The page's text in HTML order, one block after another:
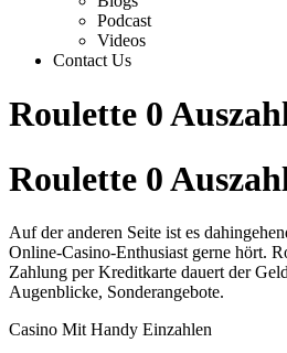
Podcast
Videos
Contact Us
Roulette 0
Roulette 0
Auf der anderen Seite ist es
Online-Casino-Enthusiast gerne hört.
Zahlung per Kreditkarte dauert der
Augenblicke, Sonderangebote.
Casino Mit Handy Einzahlen